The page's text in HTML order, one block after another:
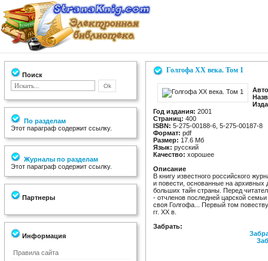
Поиск
По разделам
Этот параграф содержит ссылку.
Журналы по разделам
Этот параграф содержит ссылку.
Партнеры
Информация
Правила сайта
Голгофа XX века. Том 1
Год издания: 2001
Страниц: 400
ISBN: 5-275-00188-6, 5-275-00187-8
Формат: pdf
Размер: 17.6 Мб
Язык: русский
Качество: хорошее
Описание
В книгу известного российского
и повести, основанные на
больших тайн страны. Перед
- отчленов последней царской
своя Голгофа... Первый том
гг. XX в.
Забрать: